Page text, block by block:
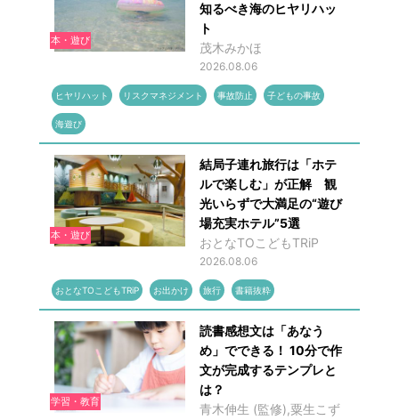
本・遊び
知るべき海のヒヤリハッ
ト
茂木みかほ
2026.08.06
ヒヤリハット リスクマネジメント 事故防止 子どもの事故
海遊び
本・遊び
結局子連れ旅行は「ホテ
ルで楽しむ」が正解 観
光いらずで大満足の“遊び
場充実ホテル”5選
おとなTOこどもTRiP
2026.08.06
おとなTOこどもTRiP お出かけ 旅行 書籍抜粋
学習・教育
読書感想文は「あなう
め」でできる！ 10分で作
文が完成するテンプレと
は？
青木伸生 (監修),粟生こず